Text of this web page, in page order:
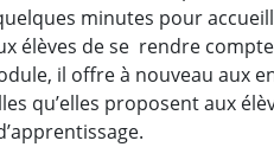
minutes pour
élèves de se rendre
il offre à nouveau aux
qu’elles proposent aux